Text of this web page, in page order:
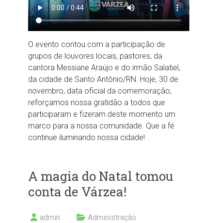
O evento contou com a participação de
grupos de louvores locais, pastores, da
cantora Messiane Araújo e do irmão Salatiel,
da cidade de Santo Antônio/RN. Hoje, 30 de
novembro, data oficial da comemoração,
reforçamos nossa gratidão a todos que
participaram e fizeram deste momento um
marco para a nossa comunidade. Que a fé
continue iluminando nossa cidade!
A magia do Natal tomou
conta de Várzea!
admin Administração